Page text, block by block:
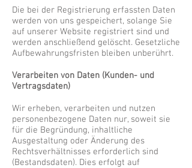
Die bei der Registrierung erfassten Daten
werden von uns gespeichert, solange Sie
auf unserer Website registriert sind und
werden anschließend gelöscht. Gesetzliche
Aufbewahrungsfristen bleiben unberührt.
Verarbeiten von Daten (Kunden- und
Vertragsdaten)
Wir erheben, verarbeiten und nutzen
personenbezogene Daten nur, soweit sie
für die Begründung, inhaltliche
Ausgestaltung oder Änderung des
Rechtsverhältnisses erforderlich sind
(Bestandsdaten). Dies erfolgt auf